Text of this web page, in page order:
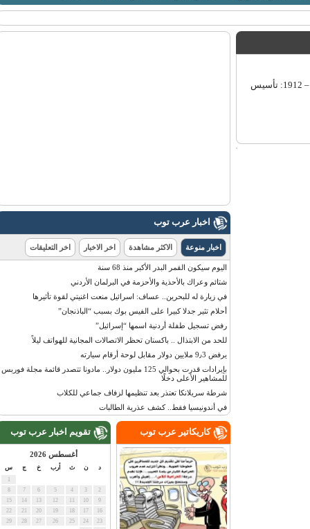
نيقوسيا، 01-8-2013 – عرب توب – مصطفى العديلي: – #حدث_هذا_اليوم – 1912: تأسيس
اخبار عرب توب
اخبار منوعة الاكثر مشاهدة اخر الاخبار اخر التعليقات
اليوم سيكون القمر البدر الأكبر منذ 68 سنة
شتائم وعراك بالأحذية والأحزمة في البرلمان الأردني
في زيارة له للبحرين.. عساف: اسرائيل منعت اغنيتي لقوة تأثيرها
أحلام تثير جدلا كبيرا على الفيس بوك بسبب “الباذنجان”
رفض تسجيل طفلة أردنية اسمها “إسرائيل”
للحد من الابتذال .. باكستان تحظر الاتصالات المجانية للهواتف ليلاً
يرفض 9٫3 ملايين دولار مقابل لوحة أرقام سيارته
بإيرادات قدرت بحوالي 125 مليون دولار.. مادونا تتصدر قائمة مجلة فوربس
للمشاهير الأعلى دخلًا
شرطة سريلانكا تعتذر بعد تنظيمها لزفاف جماعي للكلاب
في أندونيسيا فقط.. كشف عذرية الطالبات
تقويم اخبار عرب توب
أغسطس 2026
أرب س
كاريكاتير عرب توب